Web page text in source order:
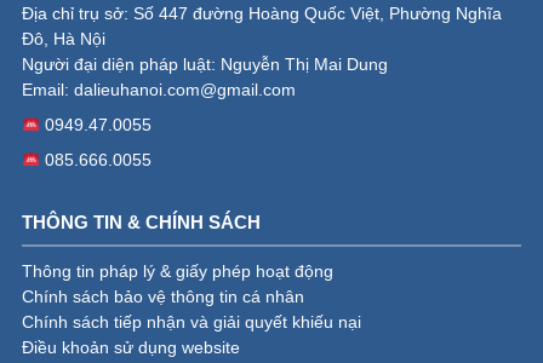
Địa chỉ trụ sở: Số 447 đường Hoàng Quốc Việt, Phường Nghĩa
Đô, Hà Nội
Người đại diện pháp luật: Nguyễn Thị Mai Dung
Email: dalieuhanoi.com@gmail.com
0949.47.0055
085.666.0055
THÔNG TIN & CHÍNH SÁCH
Thông tin pháp lý & giấy phép hoạt động
Chính sách bảo vệ thông tin cá nhân
Chính sách tiếp nhận và giải quyết khiếu nại
Điều khoản sử dụng website